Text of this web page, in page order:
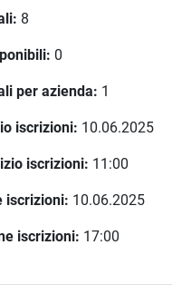
8
0
per azienda: 1
iscrizioni: 10.06.2025
iscrizioni: 11:00
iscrizioni: 10.06.2025
iscrizioni: 17:00